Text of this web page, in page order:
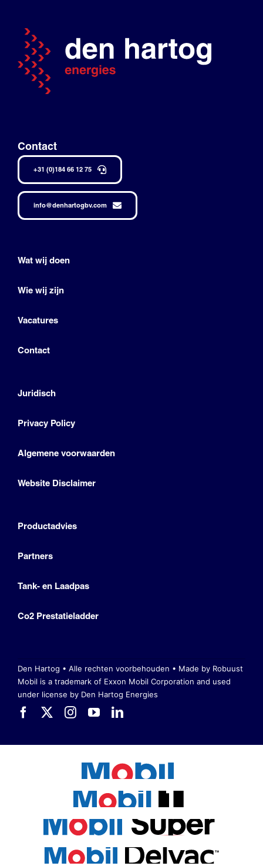
Contact
+31 (0)184 66 12 75
info@denhartogbv.com
Wat wij doen
Wie wij zijn
Vacatures
Contact
Juridisch
Privacy Policy
Algemene voorwaarden
Website Disclaimer
Productadvies
Partners
Tank- en Laadpas
Co2 Prestatieladder
Den Hartog • Alle rechten voorbehouden • Made by Robuust
Mobil is a trademark of Exxon Mobil Corporation and used
under license by Den Hartog Energies